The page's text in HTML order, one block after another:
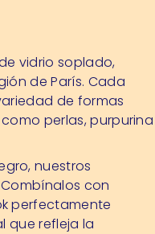
vidrio soplado,
de París. Cada
de formas
perlas, purpurina
nuestros
con
perfectamente
que refleja la